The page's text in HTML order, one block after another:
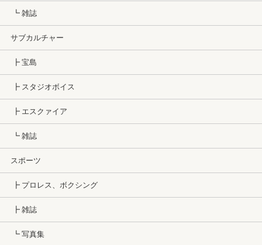
┗ 雑誌
サブカルチャー
┣ 宝島
┣ スタジオボイス
┣ エスクァイア
┗ 雑誌
スポーツ
┣ プロレス、ボクシング
┣ 雑誌
┗ 写真集